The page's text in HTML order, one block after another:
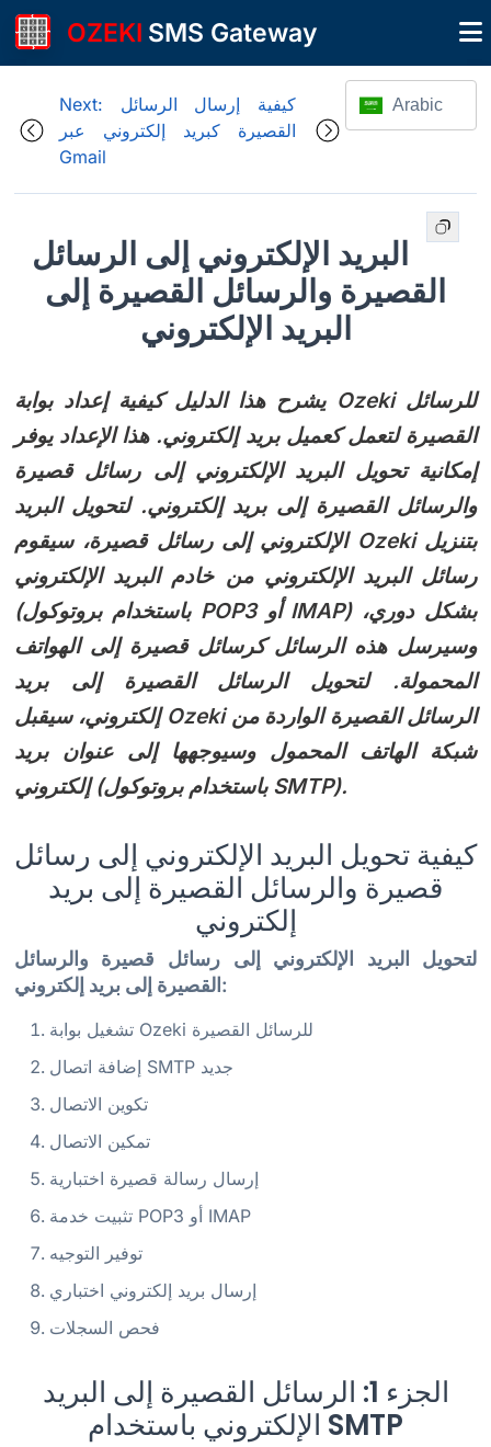
OZEKI SMS Gateway
Next: كيفية إرسال الرسائل
القصيرة كبريد إلكتروني عبر
Gmail
Arabic
البريد الإلكتروني إلى الرسائل
القصيرة والرسائل القصيرة إلى
البريد الإلكتروني
يشرح هذا الدليل كيفية إعداد بوابة Ozeki للرسائل
القصيرة لتعمل كعميل بريد إلكتروني. هذا الإعداد يوفر
إمكانية تحويل البريد الإلكتروني إلى رسائل قصيرة
والرسائل القصيرة إلى بريد إلكتروني. لتحويل البريد
الإلكتروني إلى رسائل قصيرة، سيقوم Ozeki بتنزيل
رسائل البريد الإلكتروني من خادم البريد الإلكتروني
(باستخدام بروتوكول POP3 أو IMAP) بشكل دوري،
وسيرسل هذه الرسائل كرسائل قصيرة إلى الهواتف
المحمولة. لتحويل الرسائل القصيرة إلى بريد
إلكتروني، سيقبل Ozeki الرسائل القصيرة الواردة من
شبكة الهاتف المحمول وسيوجهها إلى عنوان بريد
إلكتروني (باستخدام بروتوكول SMTP).
كيفية تحويل البريد الإلكتروني إلى رسائل
قصيرة والرسائل القصيرة إلى بريد
إلكتروني
لتحويل البريد الإلكتروني إلى رسائل قصيرة والرسائل
القصيرة إلى بريد إلكتروني:
تشغيل بوابة Ozeki للرسائل القصيرة
إضافة اتصال SMTP جديد
تكوين الاتصال
تمكين الاتصال
إرسال رسالة قصيرة اختبارية
تثبيت خدمة POP3 أو IMAP
توفير التوجيه
إرسال بريد إلكتروني اختباري
فحص السجلات
الجزء 1: الرسائل القصيرة إلى البريد
الإلكتروني باستخدام SMTP